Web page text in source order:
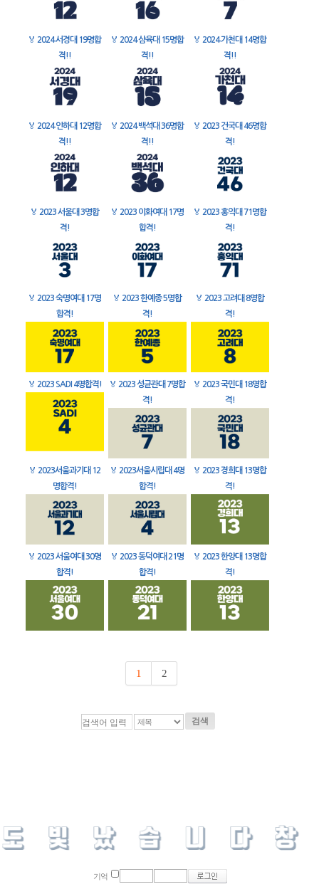
🏅 2024 서경대 19명합
격!!
🏅 2024 삼육대 15명합
격!!
🏅 2024 가천대 14명합
격!!
🏅 2024 인하대 12명합
격!!
🏅 2024 백석대 36명합
격!!
🏅 2023 건국대 46명합
격!
🏅 2023 서울대 3명합
격!
🏅 2023 이화여대 17명
합격!
🏅 2023 홍익대 71명합
격!
🏅 2023 숙명여대 17명
합격!
🏅 2023 한예종 5명합
격!
🏅 2023 고려대 8명합
격!
🏅 2023 SADI 4명합격! 🏅 2023 성균관대 7명합
격!
🏅 2023 국민대 18명합
격!
🏅 2023서울과기대 12
명합격!
🏅 2023서울시립대 4명
합격!
🏅 2023 경희대 13명합
격!
🏅 2023 서울여대 30명
합격!
🏅 2023 동덕여대 21명
합격!
🏅 2023 한양대 13명합
격!
1 2
검색
기억